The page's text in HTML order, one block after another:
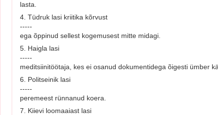
lasta.
4. Tüdruk lasi kriitika kõrvust
-----
ega õppinud sellest kogemusest mitte midagi.
5. Haigla lasi
-----
meditsiinitöötaja, kes ei osanud dokumentidega õigesti ümber
6. Politseinik lasi
-----
peremeest rünnanud koera.
7. Kiievi loomaaiast lasi